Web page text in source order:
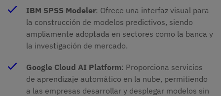
IBM SPSS Modeler: Ofrece una interfaz visual para
la construcción de modelos predictivos, siendo
ampliamente adoptada en sectores como la banca y
la investigación de mercado.
Google Cloud AI Platform: Proporciona servicios
de aprendizaje automático en la nube, permitiendo
a las empresas desarrollar y desplegar modelos sin